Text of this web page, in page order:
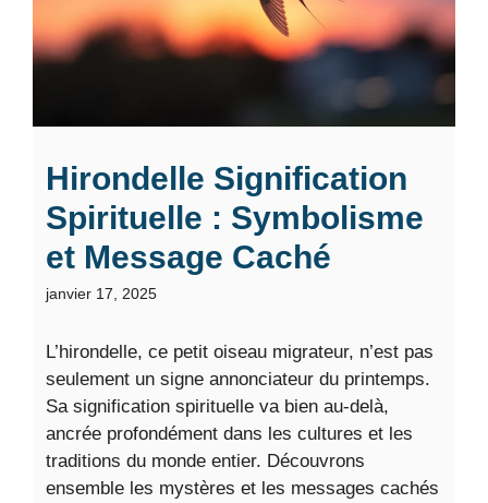
Hirondelle Signification
Spirituelle : Symbolisme
et Message Caché
janvier 17, 2025
L’hirondelle, ce petit oiseau migrateur, n’est pas
seulement un signe annonciateur du printemps.
Sa signification spirituelle va bien au-delà,
ancrée profondément dans les cultures et les
traditions du monde entier. Découvrons
ensemble les mystères et les messages cachés